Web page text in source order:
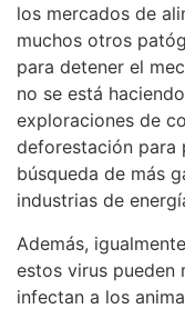
los mercados de
muchos otros
para detener el
no se está
exploraciones de
deforestación para
búsqueda de más
industrias de
Además,
estos virus pueden
infectan a los